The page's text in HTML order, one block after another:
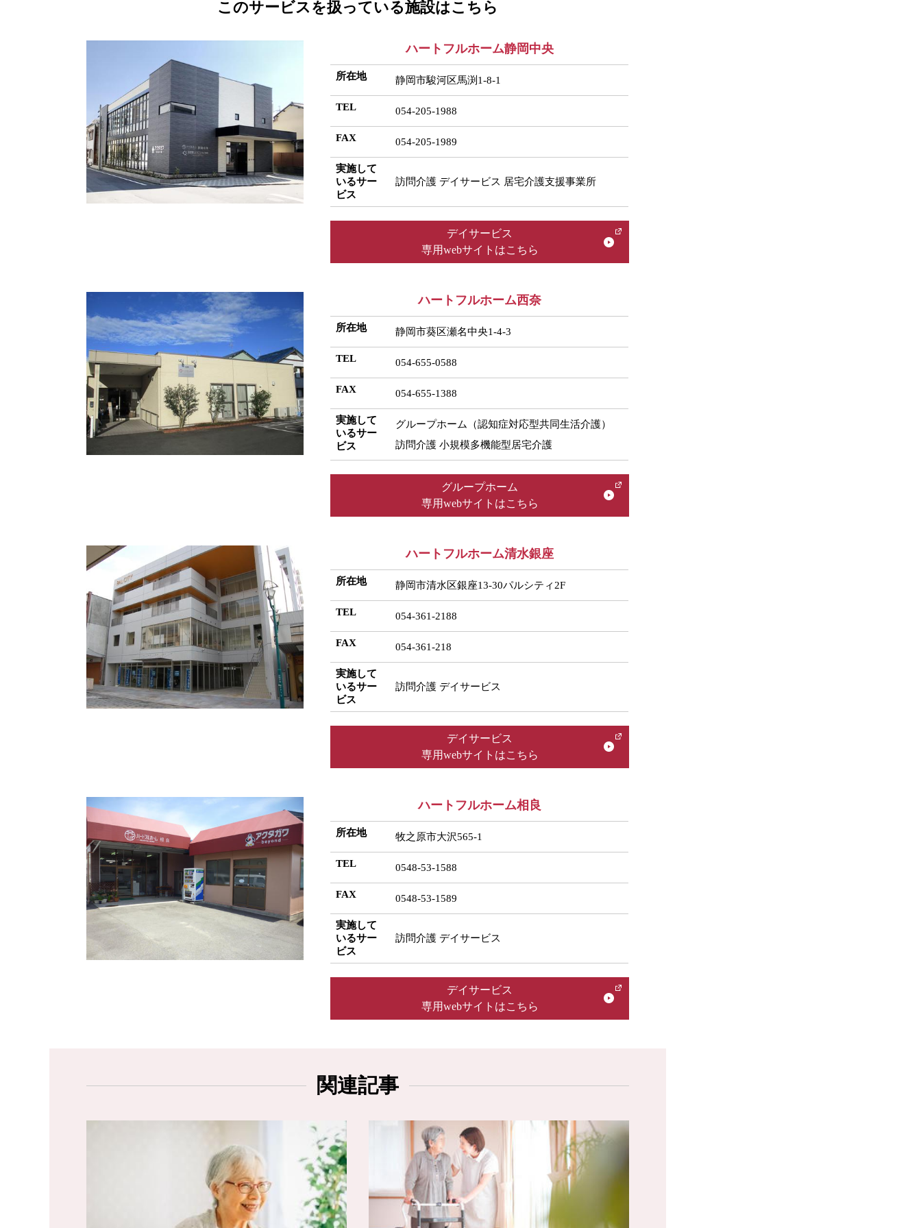
このサービスを扱っている施設はこちら
ハートフルホーム静岡中央
所在地 静岡市駿河区馬渕1-8-1
TEL 054-205-1988
FAX 054-205-1989
実施して
いるサー
ビス
訪問介護 デイサービス 居宅介護支援事業所
デイサービス
専用webサイトはこちら
ハートフルホーム西奈
所在地 静岡市葵区瀬名中央1-4-3
TEL 054-655-0588
FAX 054-655-1388
実施して
いるサー
ビス
グループホーム（認知症対応型共同生活介護）
訪問介護 小規模多機能型居宅介護
グループホーム
専用webサイトはこちら
ハートフルホーム清水銀座
所在地 静岡市清水区銀座13-30パルシティ2F
TEL 054-361-2188
FAX 054-361-218
実施して
いるサー
ビス
訪問介護 デイサービス
デイサービス
専用webサイトはこちら
ハートフルホーム相良
所在地 牧之原市大沢565-1
TEL 0548-53-1588
FAX 0548-53-1589
実施して
いるサー
ビス
訪問介護 デイサービス
デイサービス
専用webサイトはこちら
関連記事